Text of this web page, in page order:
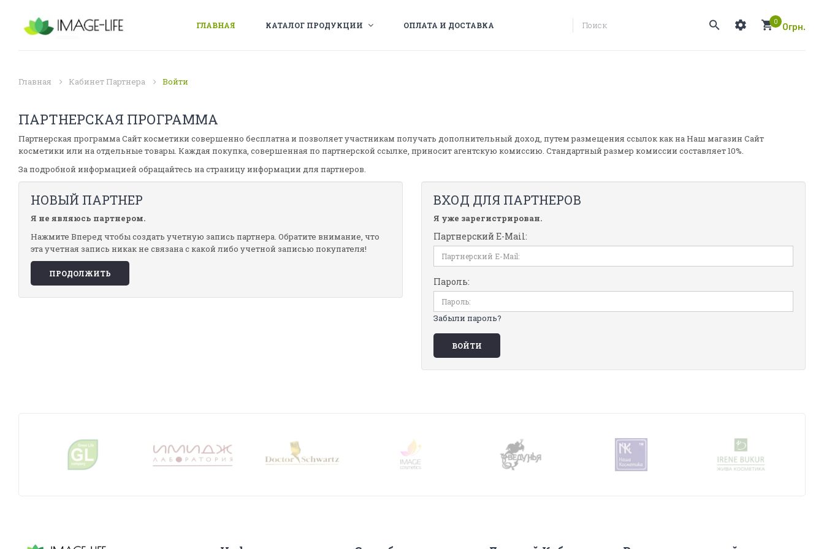
ГЛАВНАЯ КАТАЛОГ ПРОДУКЦИИ ОПЛАТА И ДОСТАВКА 0
0грн.
Главная Кабинет Партнера Войти
ПАРТНЕРСКАЯ ПРОГРАММА
Партнерская программа Сайт косметики совершенно бесплатна и позволяет участникам получать дополнительный доход, путем размещения ссылок как на Наш магазин Сайт
косметики или на отдельные товары. Каждая покупка, совершенная по партнерской ссылке, приносит агентскую комиссию. Стандартный размер комиссии составляет 10%.
За подробной информацией обращайтесь на страницу информации для партнеров.
НОВЫЙ ПАРТНЕР
Я не являюсь партнером.
Нажмите Вперед чтобы создать учетную запись партнера. Обратите внимание, что
эта учетная запись никак не связана с какой либо учетной записью покупателя!
ПРОДОЛЖИТЬ
ВХОД ДЛЯ ПАРТНЕРОВ
Я уже зарегистрирован.
Партнерский E-Mail:
Пароль:
Забыли пароль?